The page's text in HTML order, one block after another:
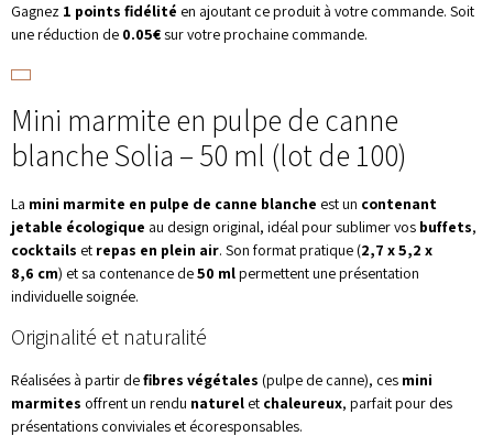
Gagnez 1 points fidélité en ajoutant ce produit à votre commande. Soit
une réduction de 0.05€sur votre prochaine commande.
Mini marmite en pulpe de canne
blanche Solia – 50 ml (lot de 100)
La mini marmite en pulpe de canne blanche est un contenant
jetable écologique au design original, idéal pour sublimer vos buffets,
cocktails et repas en plein air. Son format pratique (2,7 x 5,2 x
8,6 cm) et sa contenance de50 mlpermettent une présentation
individuelle soignée.
Originalité et naturalité
Réalisées à partir defibres végétales (pulpe de canne), ces mini
marmites offrent un rendu naturel et chaleureux, parfait pour des
présentations conviviales et écoresponsables.